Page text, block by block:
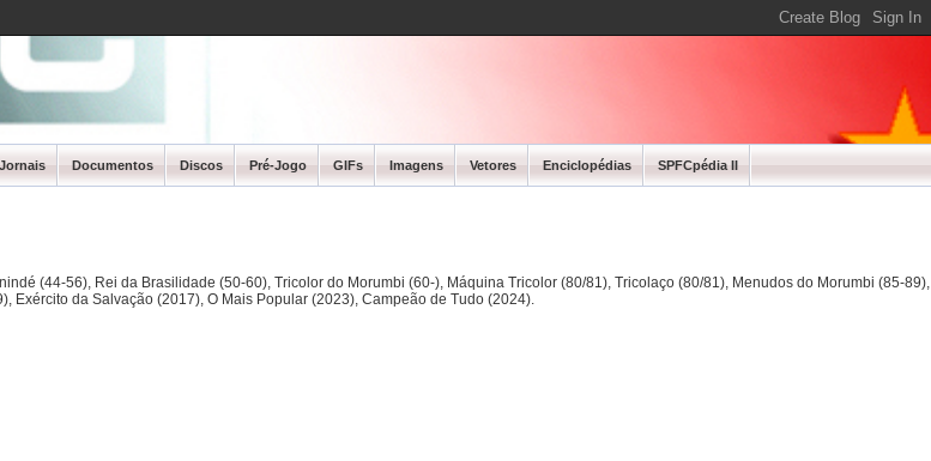
Jornais Documentos Discos Pré-Jogo GIFs Imagens Vetores Enciclopédias SPFCpédia II
(44-56), Rei da Brasilidade (50-60), Tricolor do Morumbi (60-), Máquina Tricolor (80/81), Tricolaço (80/81), Menudos do Morumbi (85-
Exército da Salvação (2017), O Mais Popular (2023), Campeão de Tudo (2024).